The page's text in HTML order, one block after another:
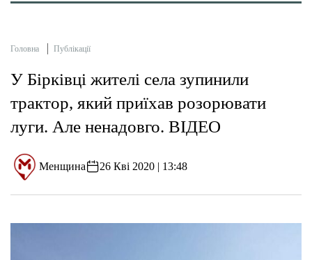
Головна Публікації
У Бірківці жителі села зупинили
трактор, який приїхав розорювати
луги. Але ненадовго. ВІДЕО
Менщина 26 Кві 2020 | 13:48